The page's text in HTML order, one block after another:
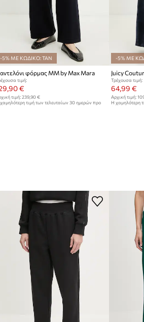
-5% ΜΕ ΚΩΔΙΚΟ: TAN
φόρμας MM by Max Mara
τιμή:
€
τιμή: 239,90 €
τιμή των τελευταίων 30 ημερών προ
-5% ΜΕ
Τρέχουσα τιμή:
64,99 €
Αρχική τιμή:
Η χαμηλότερη